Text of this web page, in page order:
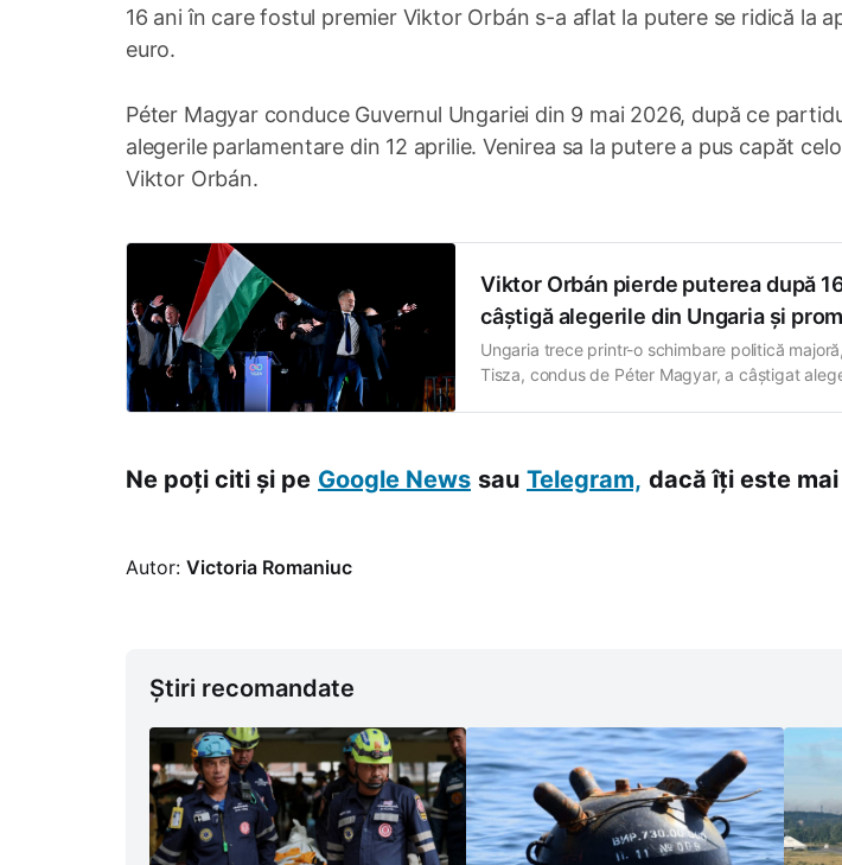
16 ani în care fostul premier Viktor Orbán s-a aflat la putere se ridică la
euro.
Péter Magyar conduce Guvernul Ungariei din 9 mai 2026, după ce
alegerile parlamentare din 12 aprilie. Venirea sa la putere a pus capăt
Viktor Orbán.
Viktor Orbán pierde puterea după
câștigă alegerile din Ungaria și
Ungaria trece printr-o schimbare politică
Tisza, condus de Péter Magyar, a câștigat
Ne poți citi și pe Google News sau Telegram, dacă îți este
Autor: Victoria Romaniuc
Știri recomandate